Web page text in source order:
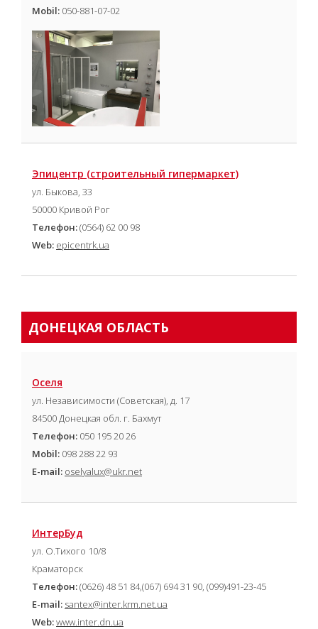
Mobil: 050-881-07-02
Эпицентр (cтроительный гипермаркет)
ул. Быкова, 33
50000 Кривой Рог
Телефон:(0564) 62 00 98
Web: epicentrk.ua
ДОНЕЦКАЯ ОБЛАСТЬ
Оселя
ул. Независимости (Советская), д. 17
84500 Донецкая обл. г. Бахмут
Телефон: 050 195 20 26
Mobil: 098 288 22 93
E-mail: oselyalux@ukr.net
ИнтерБуд
ул. О.Тихого 10/8
Краматорск
Телефон:(0626) 48 51 84,(067) 694 31 90, (099)491-23-45
E-mail: santex@inter.krm.net.ua
Web:www.inter.dn.ua